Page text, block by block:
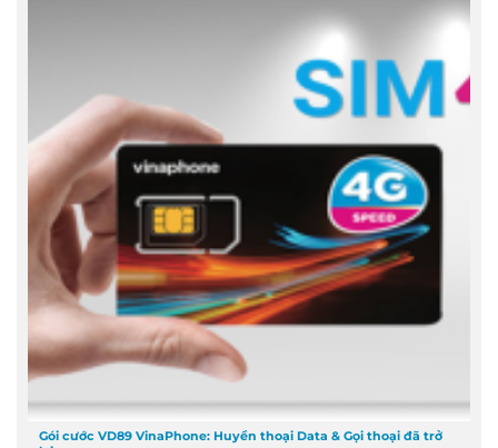
Gói cước VD89 VinaPhone: Huyền thoại Data & Gọi thoại đã trở